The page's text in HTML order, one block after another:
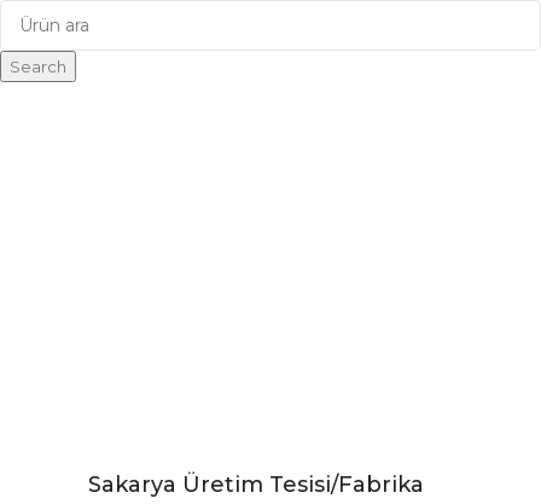
Search
Sakarya Üretim Tesisi/Fabrika